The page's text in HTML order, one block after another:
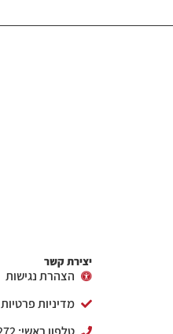
יצירת קשר
הצהרת נגישות
מדיניות פרטיות